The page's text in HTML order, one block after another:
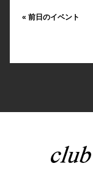
« 前日のイベント